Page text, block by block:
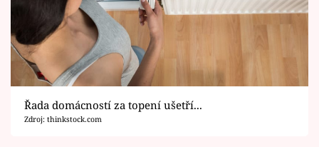
Horoskopy
Sledujte prima+
Filmový festival Karlovy Vary
Pořady
Řada domácností za topení ušetří...
Zdroj: thinkstock.com